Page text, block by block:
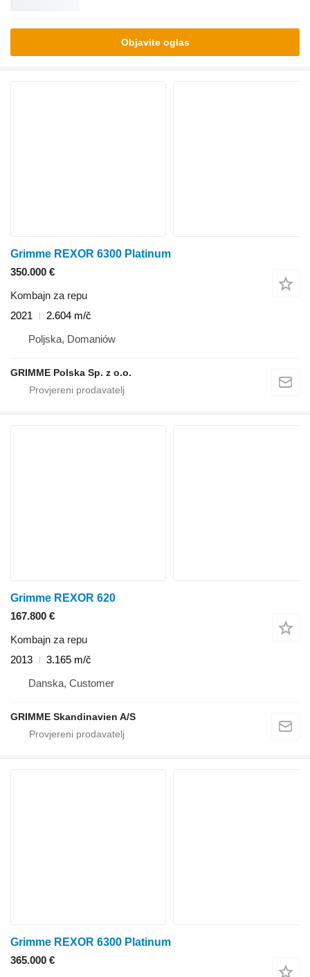
Objavite oglas
Grimme REXOR 6300 Platinum
350.000 €
Kombajn za repu
2021
2.604 m/č
Poljska, Domaniów
GRIMME Polska Sp. z o.o.
Grimme REXOR 620
167.800 €
Kombajn za repu
2013
3.165 m/č
Danska, Customer
GRIMME Skandinavien A/S
Grimme REXOR 6300 Platinum
365.000 €